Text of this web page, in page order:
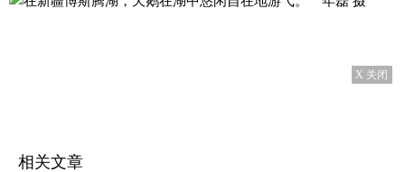
X 关闭
相关文章